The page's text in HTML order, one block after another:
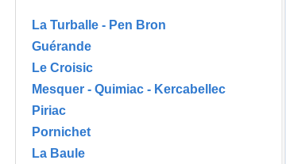
La Turballe - Pen Bron
Guérande
Le Croisic
Mesquer - Quimiac - Kercabellec
Piriac
Pornichet
La Baule